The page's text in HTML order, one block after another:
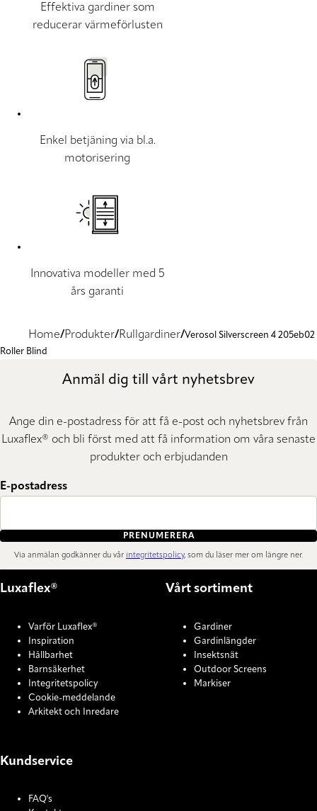
Effektiva gardiner som
reducerar värmeförlusten
Enkel betjäning via bl.a.
motorisering
Innovativa modeller med 5
års garanti
Home Produkter Rullgardiner Verosol Silverscreen 4 205eb02
Roller Blind
Anmäl dig till vårt nyhetsbrev
Ange din e-postadress för att få e-post och nyhetsbrev från
Luxaflex® och bli först med att få information om våra senaste
produkter och erbjudanden
E-postadress
PRENUMERERA
Via anmälan godkänner du vår integritetspolicy, som du läser mer om längre ner.
Luxaflex®
Varför Luxaflex®
Inspiration
Hållbarhet
Barnsäkerhet
Integritetspolicy
Cookie-meddelande
Arkitekt och Inredare
Vårt sortiment
Gardiner
Gardinlängder
Insektsnät
Outdoor Screens
Markiser
Kundservice
FAQ's